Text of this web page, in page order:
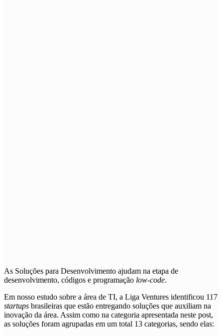
As Soluções para Desenvolvimento ajudam na etapa de
desenvolvimento, códigos e programação low-code.
Em nosso estudo sobre a área de TI, a Liga Ventures identificou 117
startups brasileiras que estão entregando soluções que auxiliam na
inovação da área. Assim como na categoria apresentada neste post,
as soluções foram agrupadas em um total 13 categorias, sendo elas: